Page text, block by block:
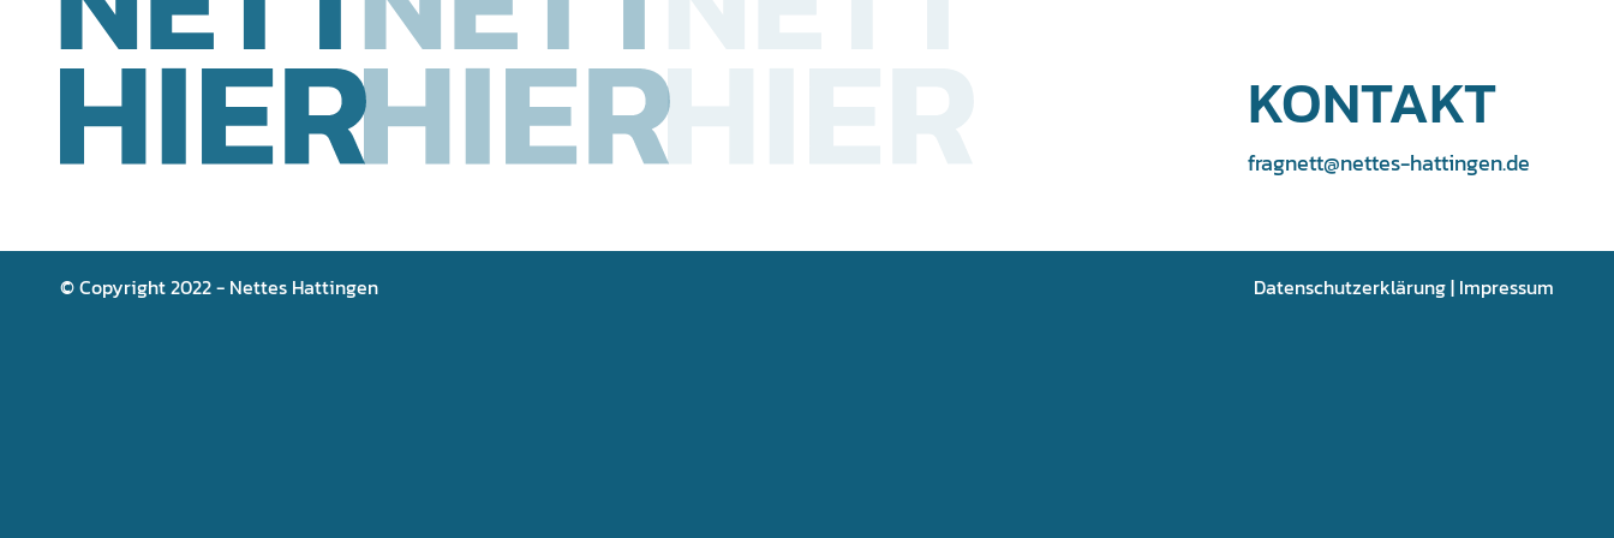
KONTAKT
fragnett@nettes-hattingen.de
© Copyright 2022 - Nettes Hattingen Datenschutzerklärung| Impressum